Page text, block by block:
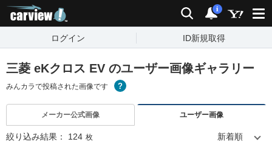
検索 通知
i
ログイン ID新規取得
三菱 eKクロス EV のユーザー画像ギャラリー
みんカラで投稿された画像です
メーカー公式画像 ユーザー画像
絞り込み結果： 124 枚